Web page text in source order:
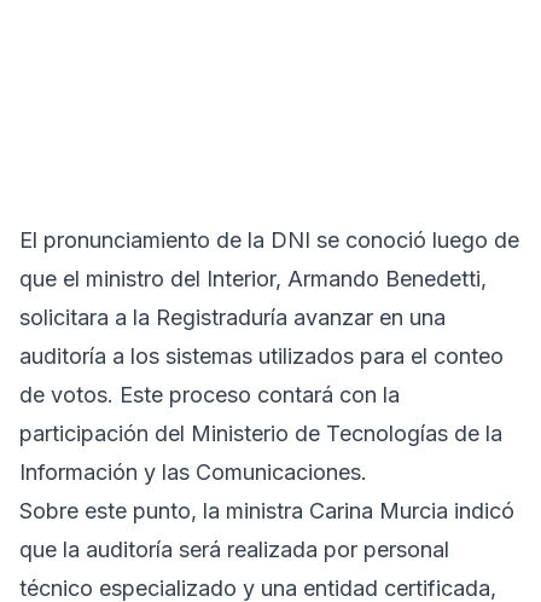
El pronunciamiento de la DNI se conoció luego de
que el ministro del Interior, Armando Benedetti,
solicitara a la Registraduría avanzar en una
auditoría a los sistemas utilizados para el conteo
de votos. Este proceso contará con la
participación del Ministerio de Tecnologías de la
Información y las Comunicaciones.
Sobre este punto, la ministra Carina Murcia indicó
que la auditoría será realizada por personal
técnico especializado y una entidad certificada,